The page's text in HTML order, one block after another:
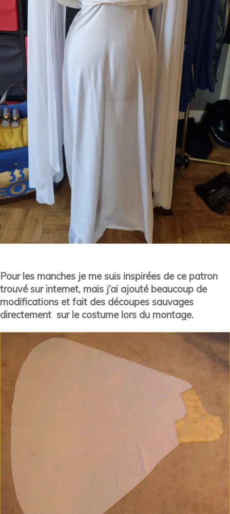
Pour les manches je me suis inspirées de ce patron
trouvé sur internet, mais j’ai ajouté beaucoup de
modifications et fait des découpes sauvages
directement sur le costume lors du montage.